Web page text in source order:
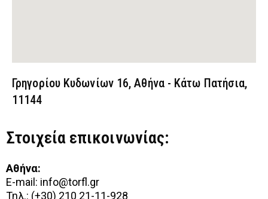
Γρηγορίου Κυδωνίων 16, Αθήνα - Κάτω Πατήσια,
11144
Στοιχεία επικοινωνίας:
Αθήνα:
E-mail: info@torfl.gr
Τηλ.: (+30) 210 21-11-928